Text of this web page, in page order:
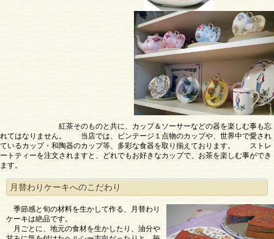
紅茶そのものと共に、カップ＆ソーサーなどの器を楽しむ事も忘
れてはなりません。 当店では、ビンテージ１点物のカップや、世界中で愛され
ているカップ・和陶器のカップ等、多彩な食器を取り揃えております。 ストレ
ートティーを注文されますと、どれでもお好きなカップで、お茶を楽しむ事ができ
ます。
月替わりケーキへのこだわり
季節感と旬の材料を生かして作る、月替わり
ケーキは絶品です。
月ごとに、地元の食材を生かしたり、油分や